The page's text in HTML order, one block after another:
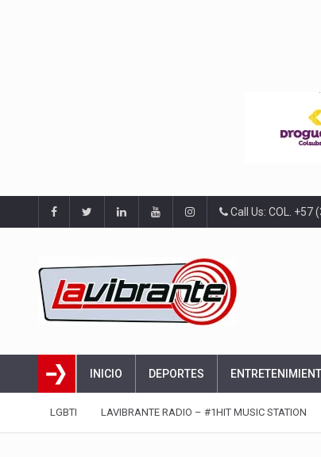
Call Us: COL.
INICIO DEPORTES
LGBTI LAVIBRANTE RADIO – #1HIT MUSIC STATION